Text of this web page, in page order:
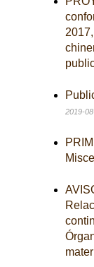
2019-